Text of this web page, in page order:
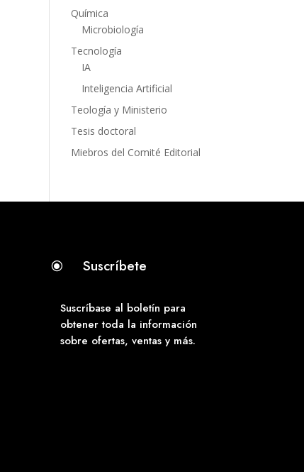
Química
Microbiología
Tecnología
IA
Inteligencia Artificial
Teología y Ministerio
Tesis doctoral
Miebros del Comité Editorial
\ Suscríbete
Suscríbase al boletín para
obtener toda la información
sobre ofertas, ventas y más.